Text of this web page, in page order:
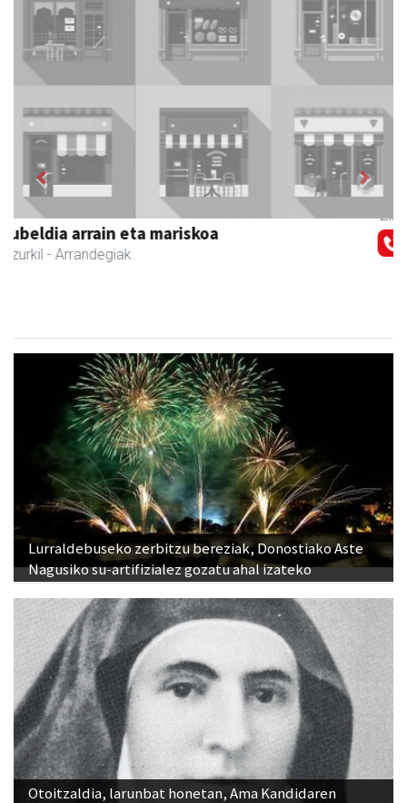
Zizurkilgo Udala
Zizurkil - Udaletxeak
Previous Next
Lurraldebuseko zerbitzu bereziak, Donostiako Aste
Nagusiko su-artifizialez gozatu ahal izateko
Otoitzaldia, larunbat honetan, Ama Kandidaren
omenez